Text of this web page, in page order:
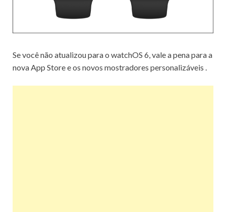
Se você não atualizou para o watchOS 6, vale a pena para a
nova App Store e os novos mostradores personalizáveis .